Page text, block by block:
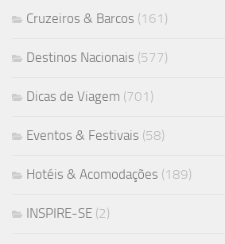
Cruzeiros & Barcos (161)
Destinos Nacionais (577)
Dicas de Viagem (701)
Eventos & Festivais (58)
Hotéis & Acomodações (189)
INSPIRE-SE (2)